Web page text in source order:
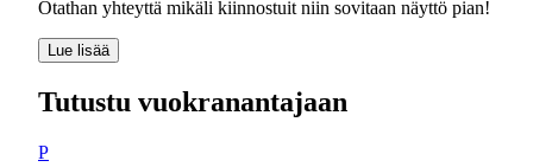
Lue lisää
Tutustu vuokranantajaan
P